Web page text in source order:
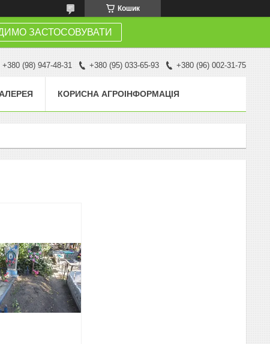
Кошик
ЗАСТОСОВУВАТИ
+380 (98) 947-48-31 +380 (95) 033-65-93 +380 (96) 002-31-75
КОРИСНА АГРОІНФОРМАЦІЯ